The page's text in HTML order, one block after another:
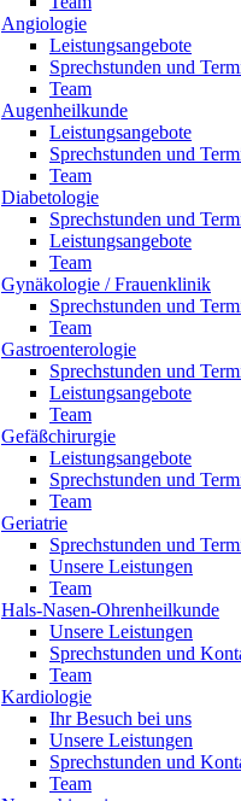
Angiologie
Leistungsangebote
Sprechstunden und
Team
Augenheilkunde
Leistungsangebote
Sprechstunden und
Team
Diabetologie
Sprechstunden und
Leistungsangebote
Team
Gynäkologie / Frauenklinik
Sprechstunden und
Team
Gastroenterologie
Sprechstunden und
Leistungsangebote
Team
Gefäßchirurgie
Leistungsangebote
Sprechstunden und
Team
Geriatrie
Sprechstunden und
Unsere Leistungen
Team
Hals-Nasen-Ohrenheilkunde
Unsere Leistungen
Sprechstunden und
Team
Kardiologie
Ihr Besuch bei uns
Unsere Leistungen
Sprechstunden und
Team